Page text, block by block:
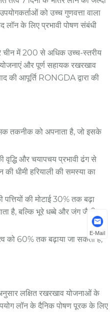
को उच्च गुणवत्ता वाला
लॉन के लिए प्रभावी पोषण संबंधी
चीन में 200 से अधिक उच्च-स्तरीय
और पूर्ण सहायक रखरखाव
की आपूर्ति RONGDA द्वारा की
तकनीक को अपनाता है, जो इसके
और चयापचय प्रभावी ढंग से
धीमी हरियाली की समस्या का
की मोटाई 30% तक बढ़ा
है, बल्कि भूरे धब्बे और जंग जैसी
को 60% तक बढ़ाया जा सकता है,
लक्षित रखरखाव योजनाओं के
लॉन के दैनिक पोषण पूरक के लिए
E-Mail